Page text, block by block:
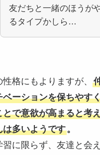
友だちと一緒のほうが
るタイプかしら…
格にもよりますが、
ベーションを保ちやす
とで意欲が高まると考
は多いようです。
習に限らず、友達と会